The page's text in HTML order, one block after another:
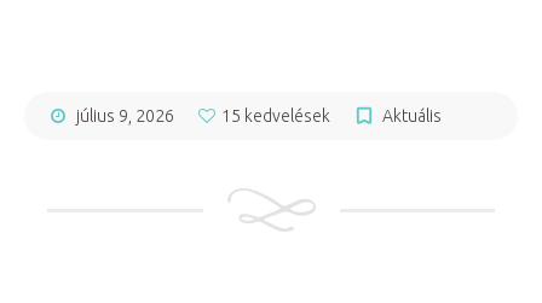
július 9, 2026 15 kedvelések Aktuális